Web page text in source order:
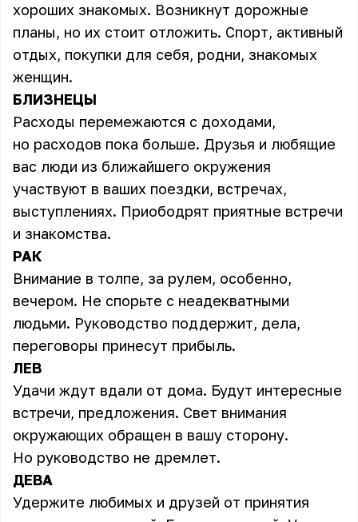
хороших знакомых. Возникнут дорожные
планы, но их стоит отложить. Спорт, активный
отдых, покупки для себя, родни, знакомых
женщин.
БЛИЗНЕЦЫ
Расходы перемежаются с доходами,
но расходов пока больше. Друзья и любящие
вас люди из ближайшего окружения
участвуют в ваших поездки, встречах,
выступлениях. Приободрят приятные встречи
и знакомства.
РАК
Внимание в толпе, за рулем, особенно,
вечером. Не спорьте с неадекватными
людьми. Руководство поддержит, дела,
переговоры принесут прибыль.
ЛЕВ
Удачи ждут вдали от дома. Будут интересные
встречи, предложения. Свет внимания
окружающих обращен в вашу сторону.
Но руководство не дремлет.
ДЕВА
Удержите любимых и друзей от принятия